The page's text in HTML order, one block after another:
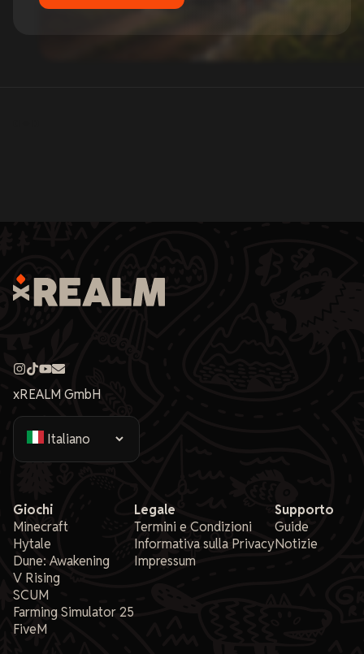
xREALM GmbH
Giochi
Minecraft
Hytale
Dune: Awakening
V Rising
SCUM
Farming Simulator 25
FiveM
Legale
Termini e Condizioni
Informativa sulla Privacy
Impressum
Supporto
Guide
Notizie